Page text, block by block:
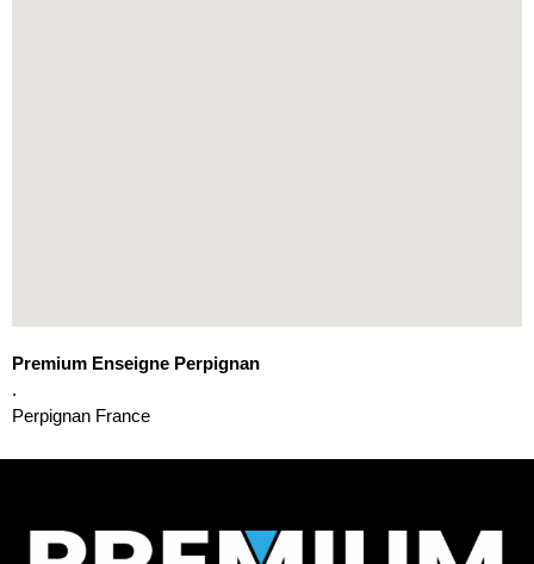
Premium Enseigne Perpignan
.
Perpignan France